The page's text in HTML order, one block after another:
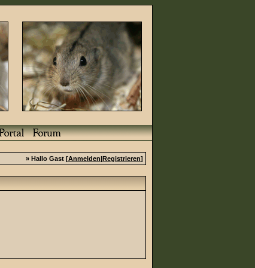
» Hallo Gast [Anmelden|Registrieren]